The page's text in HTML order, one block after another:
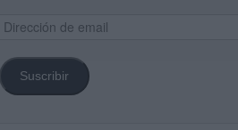
Dirección
de
Suscribir